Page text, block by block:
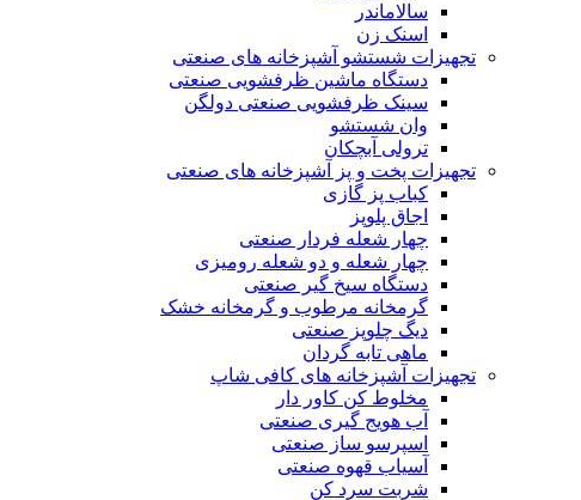
سالاماندر
اسنک زن
تجهیزات شستشو آشپزخانه های صنعتی
دستگاه ماشین ظرفشویی صنعتی
سینک ظرفشویی صنعتی دولگن
وان شستشو
ترولی آبچکان
تجهیزات پخت و پز آشپزخانه های صنعتی
کباب پز گازی
اجاق پلوپز
چهار شعله فردار صنعتی
چهار شعله و دو شعله رومیزی
دستگاه سیخ گیر صنعتی
گرمخانه مرطوب و گرمخانه خشک
دیگ چلوپز صنعتی
ماهی تابه گردان
تجهیزات آشپزخانه های کافی شاپ
مخلوط کن کاور دار
آب هویج گیری صنعتی
اسپرسو ساز صنعتی
آسیاب قهوه صنعتی
شربت سرد کن